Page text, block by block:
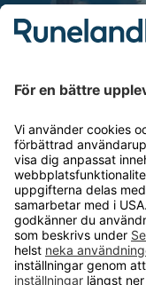
Köpvillkor
Lediga
Kvalitets-
Läsvärt
TELEFON
0480-